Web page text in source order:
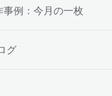
事例：今月の一枚
グ